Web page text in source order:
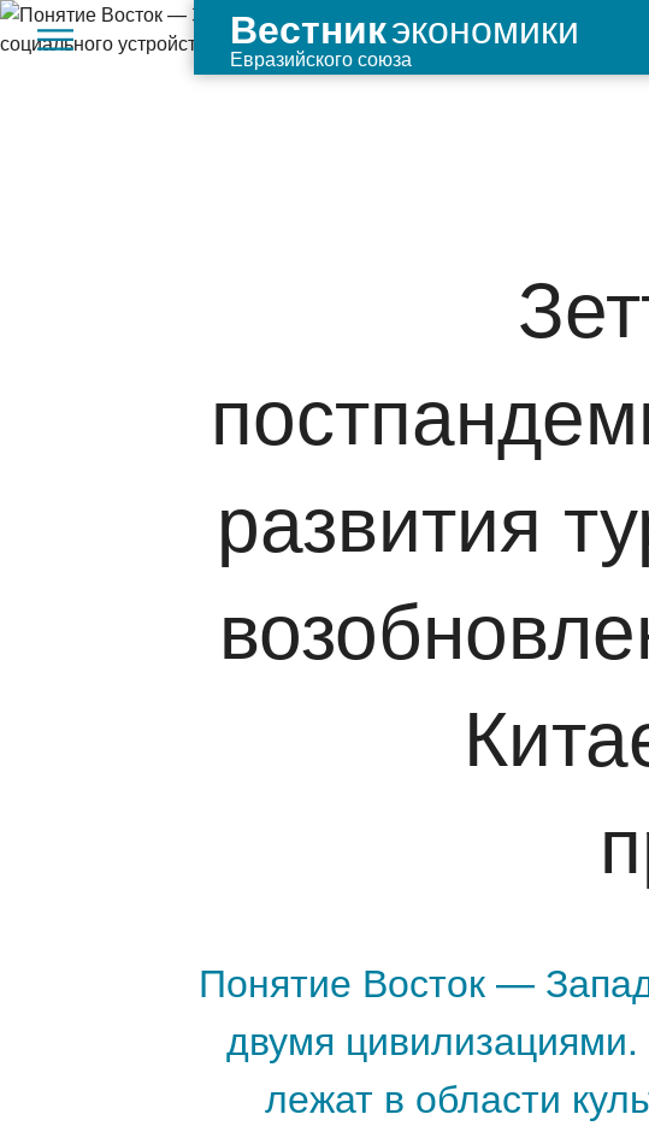
Вестникэкономики
Евразийского союза
развития
Понятие Восток —
двумя цивилизациями.
лежат в области